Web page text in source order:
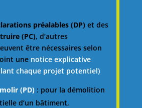
préalables (DP)et des
(PC), d’autres
être nécessaires selon
une notice explicative
chaque projet potentiel)
(PD): pour la démolition
d’un bâtiment,